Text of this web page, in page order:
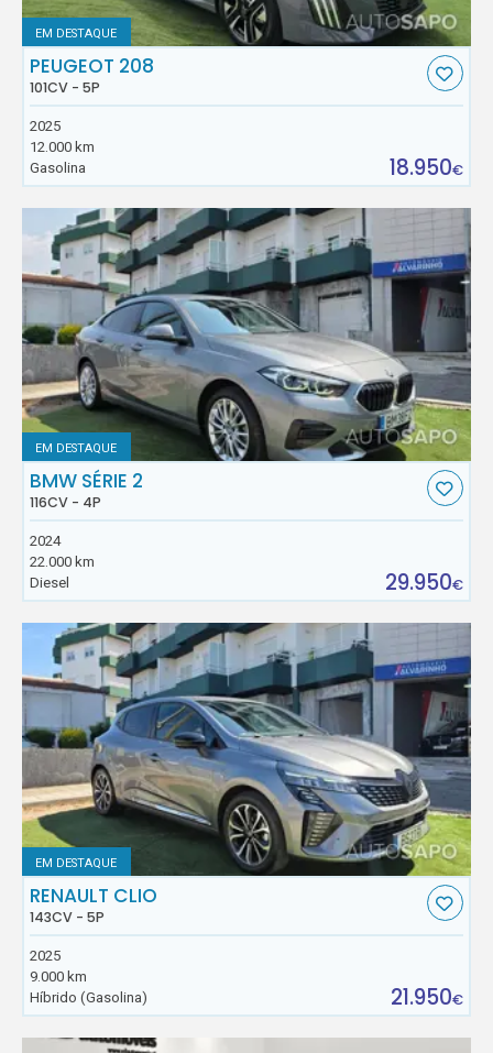
EM DESTAQUE
PEUGEOT 208
101CV - 5P
2025
12.000 km
Gasolina
18.950€
EM DESTAQUE
BMW SÉRIE 2
116CV - 4P
2024
22.000 km
Diesel
29.950€
EM DESTAQUE
RENAULT CLIO
143CV - 5P
2025
9.000 km
Híbrido (Gasolina)
21.950€